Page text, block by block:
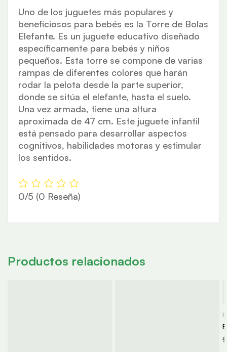
Uno de los juguetes más populares y
beneficiosos para bebés es la Torre de Bolas
Elefante. Es un juguete educativo diseñado
específicamente para bebés y niños
pequeños. Esta torre se compone de varias
rampas de diferentes colores que harán
rodar la pelota desde la parte superior,
donde se sitúa el elefante, hasta el suelo.
Una vez armada, tiene una altura
aproximada de 47 cm. Este juguete infantil
está pensado para desarrollar aspectos
cognitivos, habilidades motoras y estimular
los sentidos.
0/5 (0 Reseña)
Productos relacionados
$